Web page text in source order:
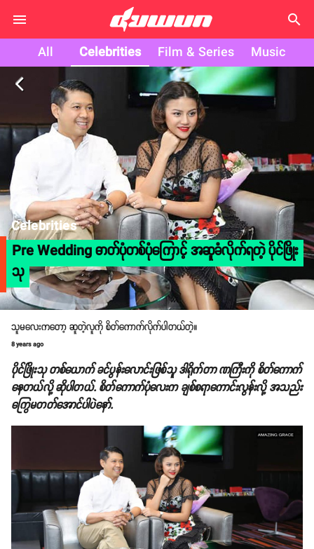
search
All Celebrities Film & Series Music
arrow_back_ios
Celebrities
Pre Wedding ဓာတ်ပုံတစ်ပုံကြောင့် အဆူခံလိုက်ရတဲ့ ပိုင်ဖြိုး
သု
သူမလေးကတော့ ဆူတဲ့လူကို စိတ်ကောက်လိုက်ပါတယ်တဲ့။
8 years ago
ပိုင်ဖြိုးသု တစ်ယောက် ခင်ပွန်းလောင်းဖြစ်သူ ဒါရိုက်တာ ဏကြီးကို စိတ်ကောက်
နေတယ်လို့ ဆိုပါတယ်. စိတ်ကောက်ပုံလေးက ချစ်စရာကောင်းလွန်းလို့ အသည်း
ကြွေမတတ်အောင်ပါပဲနော်.